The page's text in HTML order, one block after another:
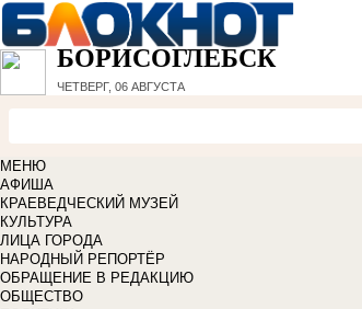
БОРИСОГЛЕБСК
ЧЕТВЕРГ, 06 АВГУСТА
МЕНЮ
АФИША
КРАЕВЕДЧЕСКИЙ МУЗЕЙ
КУЛЬТУРА
ЛИЦА ГОРОДА
НАРОДНЫЙ РЕПОРТЁР
ОБРАЩЕНИЕ В РЕДАКЦИЮ
ОБЩЕСТВО